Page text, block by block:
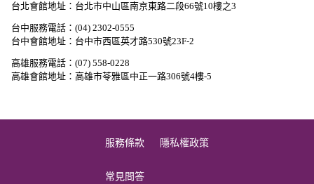
台北會館地址：台北市中山區南京東路二段66號10樓之3
台中服務電話：(04) 2302-0555
台中會館地址：台中市西區英才路530號23F-2
高雄服務電話：(07) 558-0228
高雄會館地址：高雄市苓雅區中正一路306號4樓-5
服務條款 隱私權政策
常見問答